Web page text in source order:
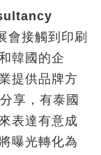
會接觸到印刷
韓國的企
提供品牌方
享，有泰國
表達有意成
曝光轉化為